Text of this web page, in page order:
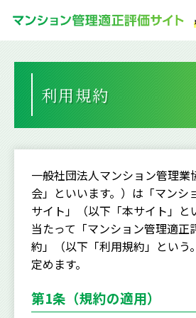
利用規約
一般社団法人マンション管理業
会」といいます。）は「マンシ
サイト」（以下「本サイト」と
当たって「マンション管理適正
約」（以下「利用規約」という
定めます。
第1条（規約の適用）